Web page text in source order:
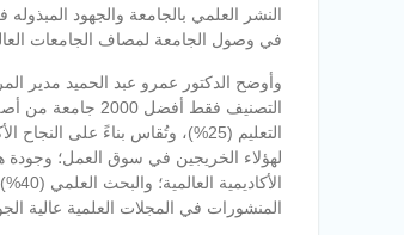
النشر العلمي بالجامعة والجهود
في وصول الجامعة لمصاف الجامعات
المنشورات في المجلات العلمية عالية الجودة (10%)، والتأثير البحثي (10%)، وعدد الاستشهادات